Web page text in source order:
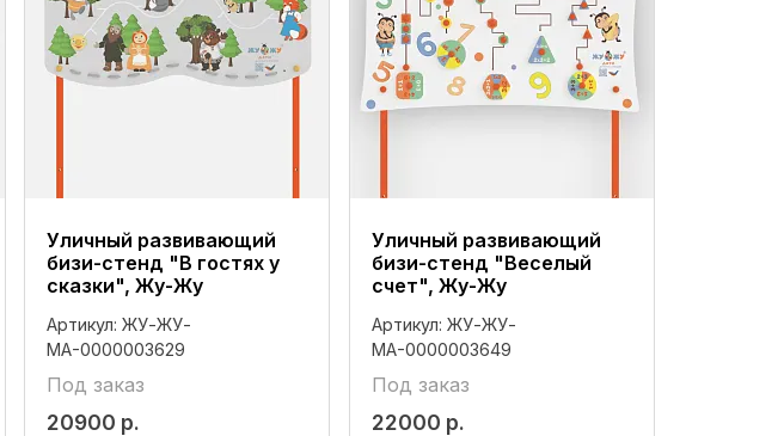
Уличный развивающий
бизи-стенд "В гостях у
сказки", Жу-Жу
Артикул: ЖУ-ЖУ-
МА-0000003629
Под заказ
20900 р.
Уличный развивающий
бизи-стенд "Веселый
счет", Жу-Жу
Артикул: ЖУ-ЖУ-
МА-0000003649
Под заказ
22000 р.